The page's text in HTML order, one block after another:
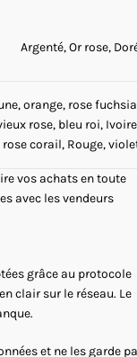
Argenté, Or rose,
orange, rose
rose, bleu roi,
rose corail, Rouge,
vos achats en toute
avec les vendeurs
grâce au protocole
clair sur le réseau. Le
et ne les garde